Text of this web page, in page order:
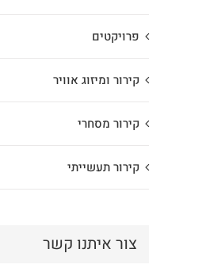
פרויקטים
קירור ומיזוג אוויר
קירור מסחרי
קירור תעשייתי
צור איתנו קשר